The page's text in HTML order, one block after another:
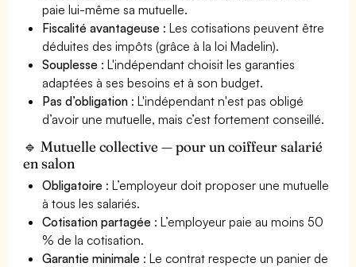
paie lui-même sa mutuelle.
Fiscalité avantageuse : Les cotisations peuvent être
déduites des impôts (grâce à la loi Madelin).
Souplesse : L'indépendant choisit les garanties
adaptées à ses besoins et à son budget.
Pas d’obligation : L'indépendant n'est pas obligé
d’avoir une mutuelle, mais c’est fortement conseillé.
🔹 Mutuelle collective — pour un coiffeur salarié
en salon
Obligatoire : L’employeur doit proposer une mutuelle
à tous les salariés.
Cotisation partagée : L’employeur paie au moins 50
% de la cotisation.
Garantie minimale : Le contrat respecte un panier de